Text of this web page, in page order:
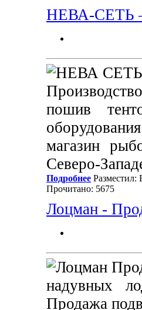
НЕВА-СЕТЬ –
пошив
магазин
Cеверо-
Подробнее Разместил:
Прочитано: 5675
Лоцман -
надувных
Продажа